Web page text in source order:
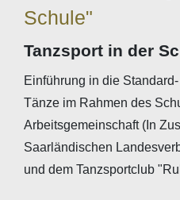
Schule"
Tanzsport in der
Einführung in die
Tänze im Rahmen des
Arbeitsgemeinschaft (In
Saarländischen
und dem Tanzsportclub